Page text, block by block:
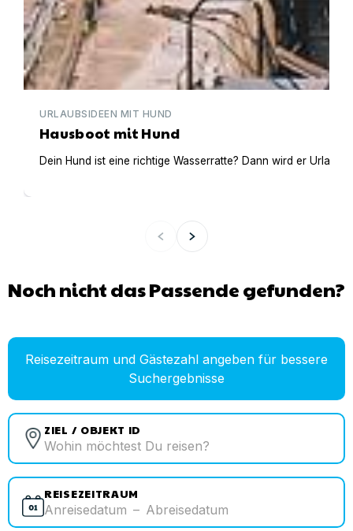
URLAUBSIDEEN MIT HUND
Hausboot mit Hund
Dein Hund ist eine richtige Wasserratte? Dann wird er
Noch nicht das Passende gefunden?
Reisezeitraum und Gästezahl angeben für bessere
Suchergebnisse
ZIEL / OBJEKT ID
REISEZEITRAUM
Anreisedatum – Abreisedatum